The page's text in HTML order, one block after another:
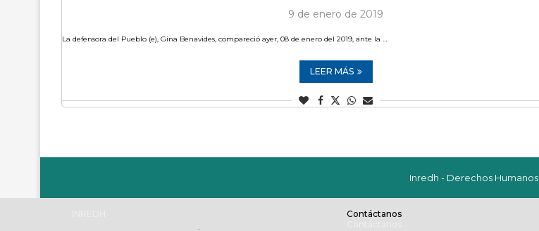
9 de enero de 2019
La defensora del Pueblo (e), Gina Benavides, compareció ayer, 08 de enero del 2019, ante la …
LEER MÁS
Inredh - Derechos Humanos
.
Contáctanos